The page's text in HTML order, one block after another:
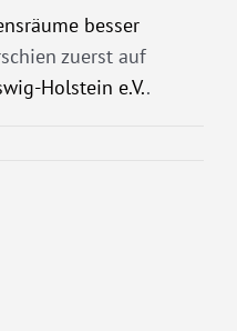
besser
zuerst auf
Holstein e.V..